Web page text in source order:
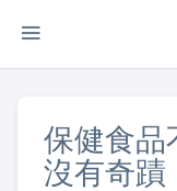
保健食品
沒有奇蹟